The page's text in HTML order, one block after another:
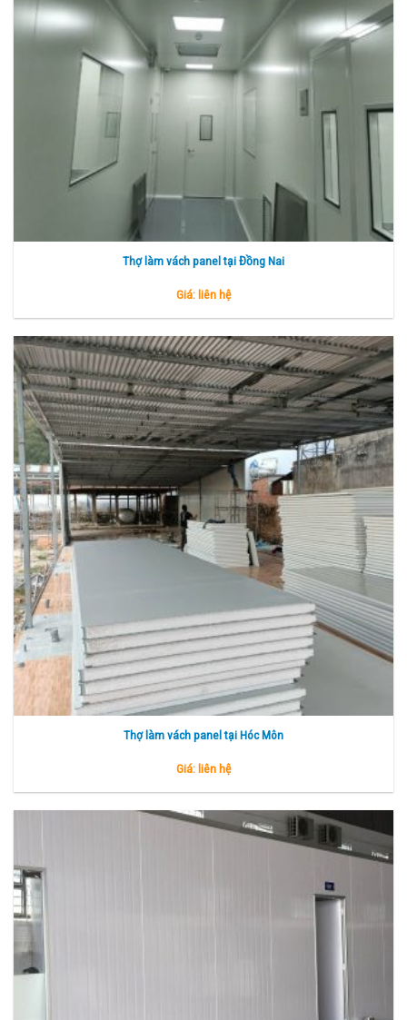
Thợ làm vách panel tại Đồng Nai
Giá: liên hệ
Thợ làm vách panel tại Hóc Môn
Giá: liên hệ